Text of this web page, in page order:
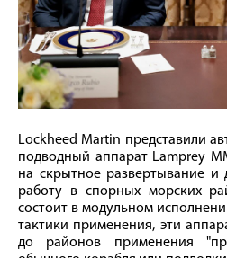
Lockheed Martin представили
подводный аппарат Lamprey
на скрытное развертывание и
работу в спорных морских
состоит в модульном
тактики применения, эти
до районов применения